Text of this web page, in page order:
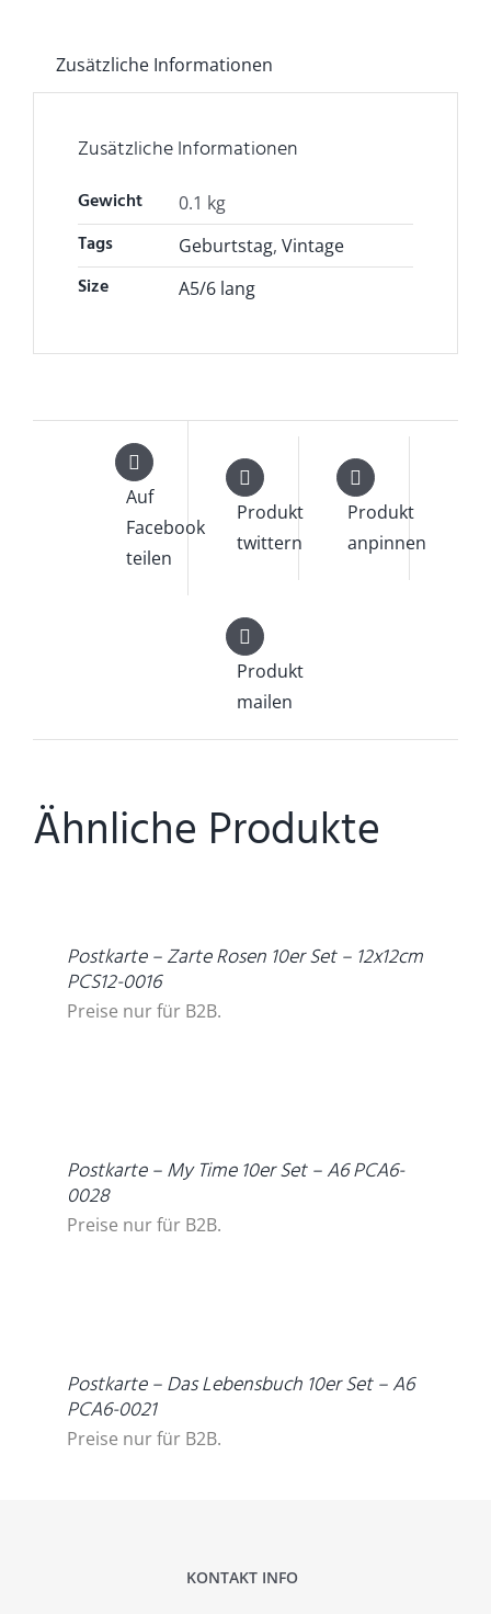
Zusätzliche Informationen
Zusätzliche Informationen
Gewicht 0.1 kg
Tags Geburtstag, Vintage
Size A5/6 lang
Auf
Facebook
teilen
Produkt
twittern
Produkt
anpinnen
Produkt
mailen
Ähnliche Produkte
Postkarte – Zarte Rosen 10er Set – 12x12cm
PCS12-0016
Preise nur für B2B.
Postkarte – My Time 10er Set – A6 PCA6-
0028
Preise nur für B2B.
Postkarte – Das Lebensbuch 10er Set – A6
PCA6-0021
Preise nur für B2B.
KONTAKT INFO